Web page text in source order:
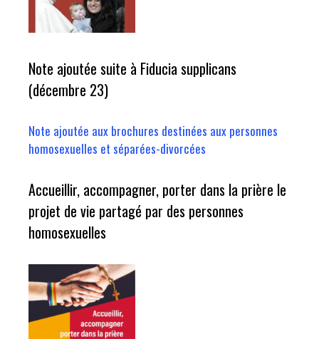
Note ajoutée suite à Fiducia supplicans
(décembre 23)
Note ajoutée aux brochures destinées aux personnes
homosexuelles et séparées-divorcées
Accueillir, accompagner, porter dans la prière le
projet de vie partagé par des personnes
homosexuelles